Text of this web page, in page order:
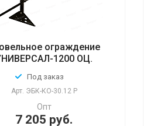
ограждение
1200 ОЦ.
Под заказ
Арт. ЭБК-КО-30.12 Р
Опт
7 205 руб.